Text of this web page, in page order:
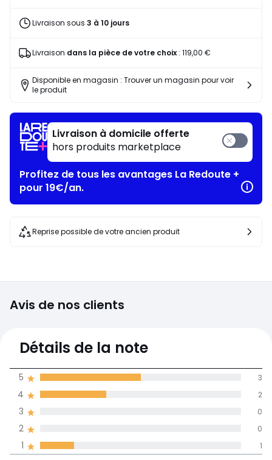
Livraison sous 3 à 10 jours
Livraison dans la pièce de votre choix: 119,00 €
Disponible en magasin : Trouver un magasin pour voir
le produit
Livraison à domicile offerte
hors produits marketplace
Profitez de tous les avantages La Redoute +
pour 19€/an.
Reprise possible de votre ancien produit
Avis de nos clients
4
moyenne des avis
dans toutes les
5
Détails de la note
1 1
2 0
3 0
4 2
5 3